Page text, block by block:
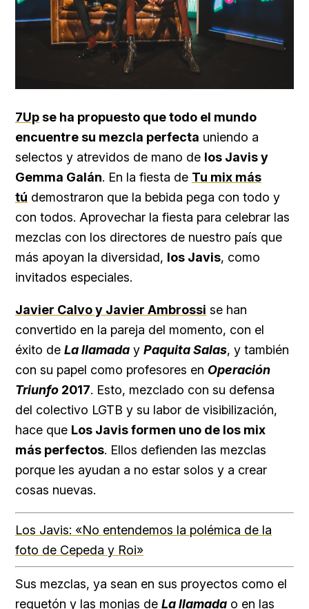
7Upse ha propuesto que todo el mundo
encuentre su mezcla perfecta uniendo a
selectos y atrevidos de mano de los Javis y
Gemma Galán. En la fiesta de Tu mix más
tú demostraron que la bebida pega con todo y
con todos. Aprovechar la fiesta para celebrar las
mezclas con los directores de nuestro país que
más apoyan la diversidad, los Javis, como
invitados especiales.
Javier Calvo y Javier Ambrossi se han
convertido en la pareja del momento, con el
éxito de La llamada y Paquita Salas, y también
con su papel como profesores en Operación
Triunfo 2017. Esto, mezclado con su defensa
del colectivo LGTB y su labor de visibilización,
hace que Los Javis formen uno de los mix
más perfectos. Ellos defienden las mezclas
porque les ayudan a no estar solos y a crear
cosas nuevas.
Los Javis: «No entendemos la polémica de la
foto de Cepeda y Roi»
Sus mezclas, ya sean en sus proyectos como el
reguetón y las monjas de La llamada o en las